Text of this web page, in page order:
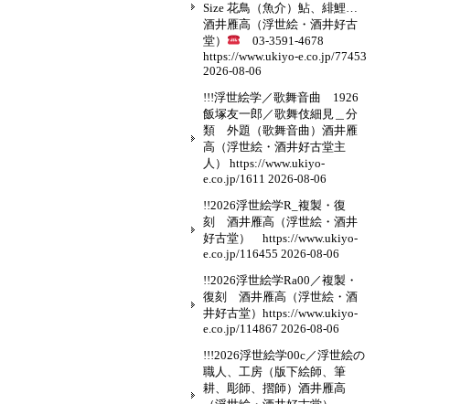
Size 花鳥（魚介）鮎、緋鯉…
酒井雁高（浮世絵・酒井好古
堂）
03-3591-4678
https://www.ukiyo-e.co.jp/77453
2026-08-06
!!!浮世絵学／歌舞音曲 1926
飯塚友一郎／歌舞伎細見＿分
類 外題（歌舞音曲）酒井雁
高（浮世絵・酒井好古堂主
人） https://www.ukiyo-
e.co.jp/1611 2026-08-06
!!2026浮世絵学R_複製・復
刻 酒井雁高（浮世絵・酒井
好古堂） https://www.ukiyo-
e.co.jp/116455 2026-08-06
!!2026浮世絵学Ra00／複製・
復刻 酒井雁高（浮世絵・酒
井好古堂）https://www.ukiyo-
e.co.jp/114867 2026-08-06
!!!2026浮世絵学00c／浮世絵の
職人、工房（版下絵師、筆
耕、彫師、摺師）酒井雁高